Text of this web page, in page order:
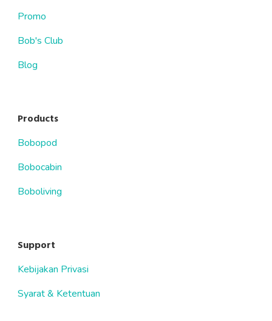
Promo
Bob's Club
Blog
Products
Bobopod
Bobocabin
Boboliving
Support
Kebijakan Privasi
Syarat & Ketentuan